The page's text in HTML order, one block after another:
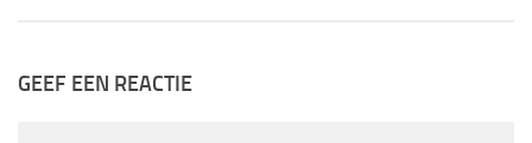
GEEF EEN REACTIE